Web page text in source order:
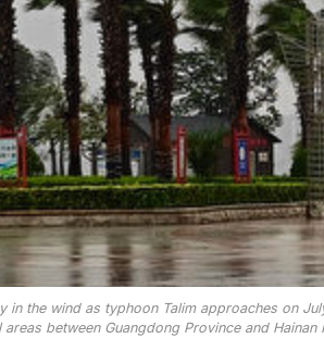
in the wind as typhoon Talim approaches on
between Guangdong Province and